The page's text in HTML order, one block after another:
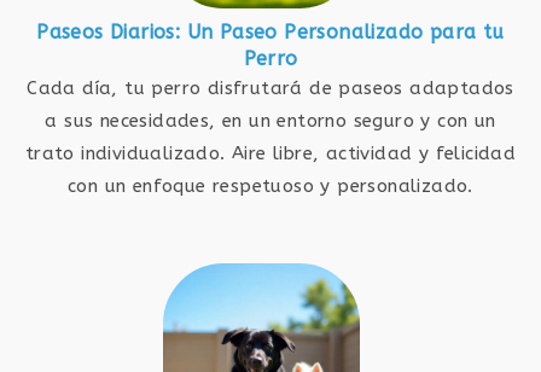
Paseos Diarios: Un Paseo Personalizado para tu
Perro
Cada día, tu perro disfrutará de paseos adaptados
a sus necesidades, en un entorno seguro y con un
trato individualizado. Aire libre, actividad y felicidad
con un enfoque respetuoso y personalizado.